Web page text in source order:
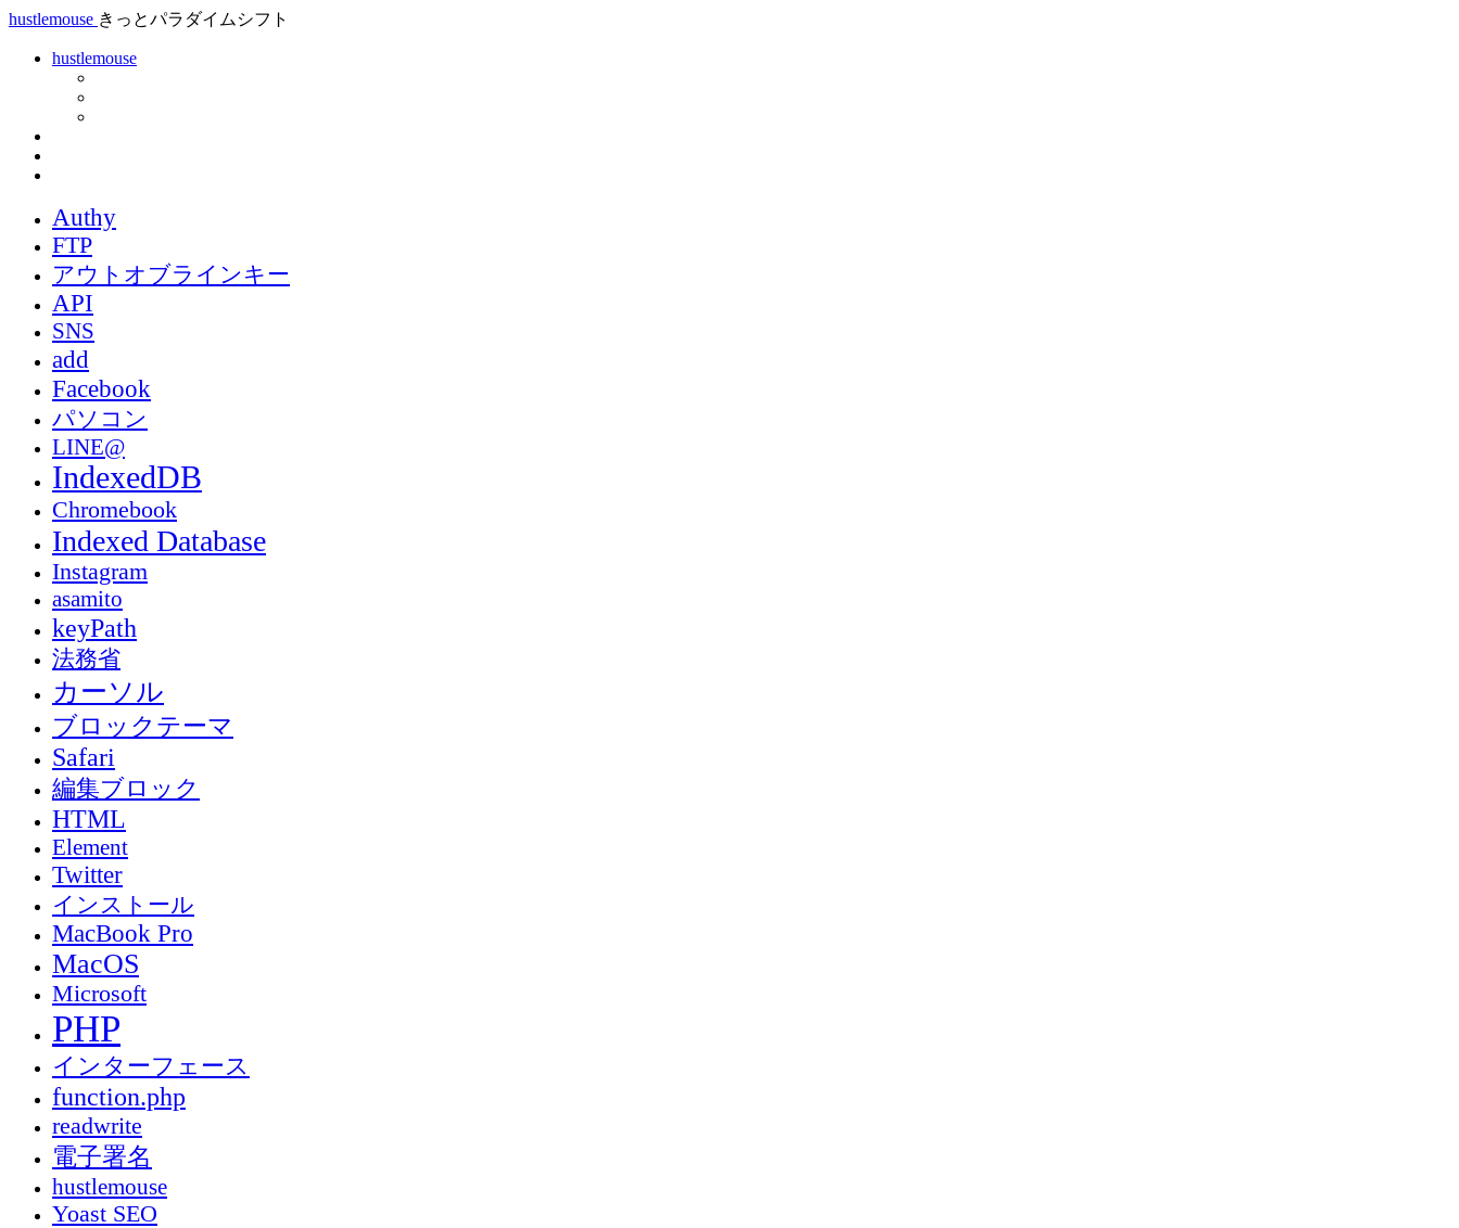
hustlemouse きっとパラダイムシフト
hustlemouse
Authy
FTP
アウトオブラインキー
API
SNS
add
Facebook
パソコン
LINE@
IndexedDB
Chromebook
Indexed Database
Instagram
asamito
keyPath
法務省
カーソル
ブロックテーマ
Safari
編集ブロック
HTML
Element
Twitter
インストール
MacBook Pro
MacOS
Microsoft
PHP
インターフェース
function.php
readwrite
電子署名
hustlemouse
Yoast SEO